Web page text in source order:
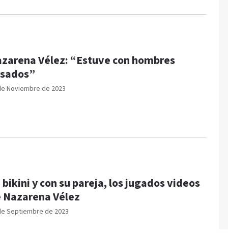
Noviembre de 2023
Vélez: “Estuve con hombres
Septiembre de 2023
bikini y con su pareja, los jugados videos
Nazarena Vélez